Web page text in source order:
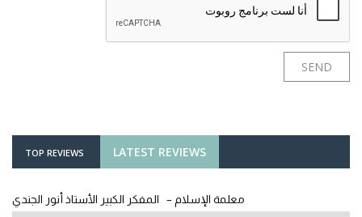
LATEST REVIEWS
TOP REVIEWS
معلمة الإسلام – المفكر الكبير الأستاذ أنور الجندي